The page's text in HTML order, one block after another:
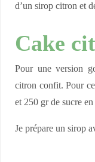
d’un sirop citron et
Cake
Pour une version
citron confit. Pour
et 250 gr de sucre
Je prépare un sirop